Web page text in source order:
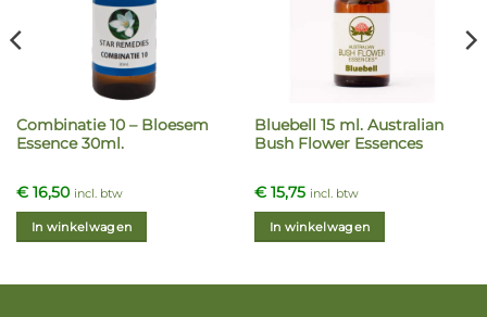
Combinatie 10 – Bloesem
Essence 30ml.
€16,50 incl. btw
In winkelwagen
Bluebell 15 ml. Australian
Bush Flower Essences
€15,75 incl. btw
In winkelwagen